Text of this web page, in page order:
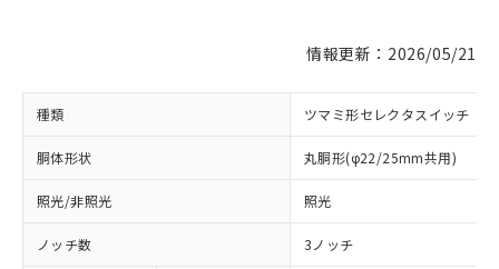
情報更新：2026/05/21
種類 ツマミ形セレクタスイッチ
胴体形状 丸胴形(φ22/25mm共用)
照光/非照光 照光
ノッチ数 3ノッチ